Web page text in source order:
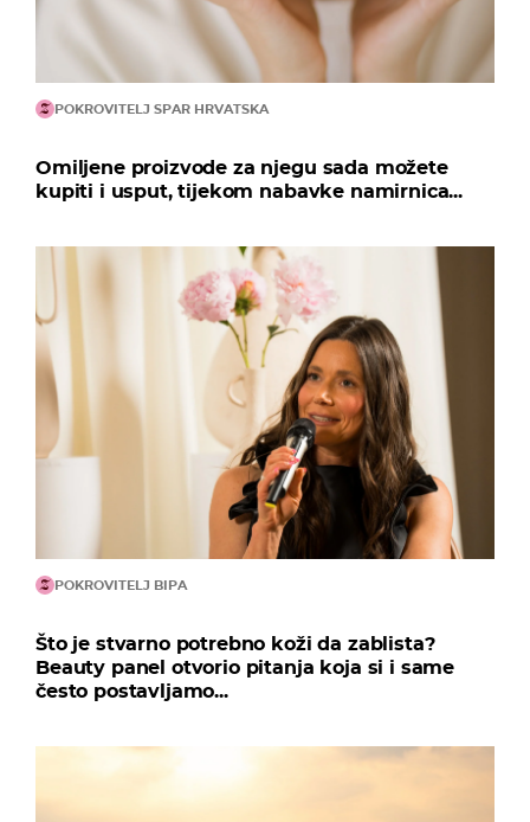
POKROVITELJ SPAR HRVATSKA
Omiljene proizvode za njegu sada možete
kupiti i usput, tijekom nabavke namirnica...
POKROVITELJ BIPA
Što je stvarno potrebno koži da zablista?
Beauty panel otvorio pitanja koja si i same
često postavljamo...